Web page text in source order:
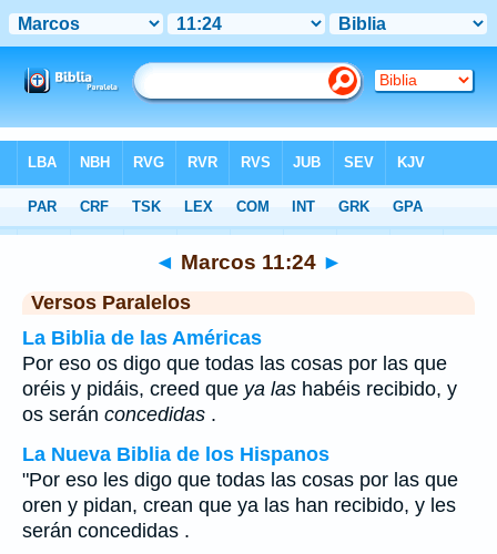
>Marcos Capítulo 11 > Verso 24
◄ Marcos 11:24 ►
Versos Paralelos
La Biblia de las Américas
Por eso os digo que todas las cosas por las que
oréis y pidáis, creed que ya las habéis recibido, y
os serán concedidas .
La Nueva Biblia de los Hispanos
"Por eso les digo que todas las cosas por las que
oren y pidan, crean que ya las han recibido, y les
serán concedidas .